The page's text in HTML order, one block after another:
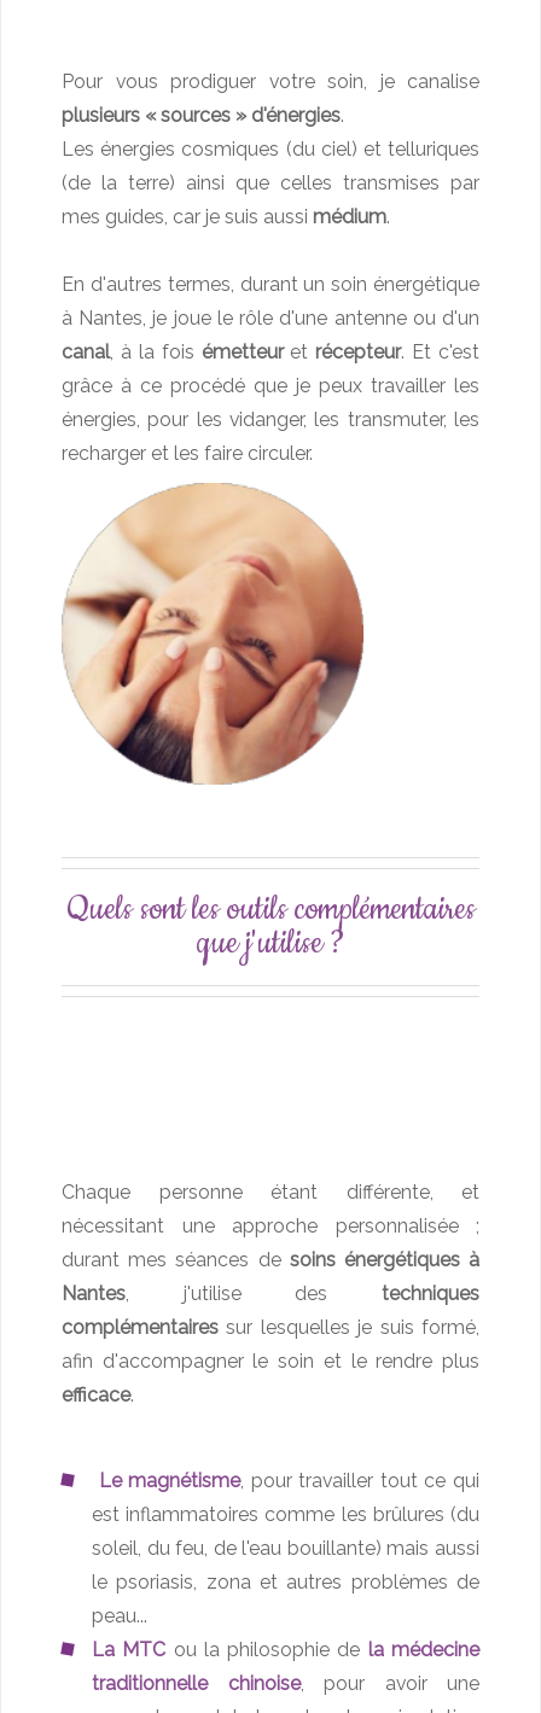
Pour vous prodiguer votre soin, je canalise
plusieurs « sources » d'énergies.
Les énergies cosmiques (du ciel) et telluriques
(de la terre) ainsi que celles transmises par
mes guides, car je suis aussi médium.
En d'autres termes, durant un soin énergétique
à Nantes, je joue le rôle d'une antenne ou d'un
canal, à la fois émetteuret récepteur. Et c'est
grâce à ce procédé que je peux travailler les
énergies, pour les vidanger, les transmuter, les
recharger et les faire circuler.
Quels sont les outils complémentaires
que j'utilise ?
Chaque personne étant différente, et
nécessitant une approche personnalisée ;
durant mes séances de soins énergétiques à
Nantes , j'utilise des techniques
complémentaires sur lesquelles je suis formé,
afin d'accompagner le soin et le rendre plus
efficace.
Le magnétisme, pour travailler tout ce qui
est inflammatoires comme les brûlures (du
soleil, du feu, de l'eau bouillante) mais aussi
le psoriasis, zona et autres problèmes de
peau...
La MTC ou la philosophie de la médecine
traditionnelle chinoise, pour avoir une